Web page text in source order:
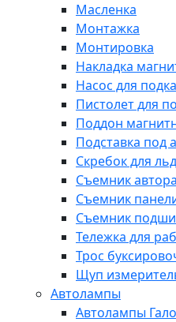
Масленка
Монтажка
Монтировка
Накладка
Насос для
Пистолет для
Поддон
Подставка под
Скребок для
Съемник
Съемник
Съемник
Тележка для
Трос
Щуп
Автолампы
Автолампы